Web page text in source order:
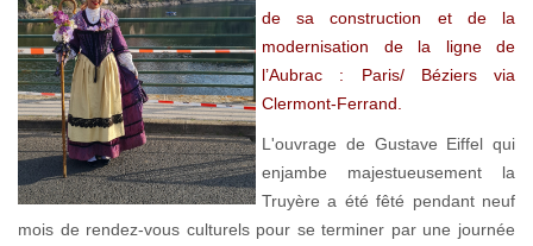
de sa construction et de la
modernisation de la ligne de
l’Aubrac : Paris/ Béziers via
Clermont-Ferrand.
L'ouvrage de Gustave Eiffel qui
enjambe majestueusement la
Truyère a été fêté pendant neuf
mois de rendez-vous culturels pour se terminer par une journée